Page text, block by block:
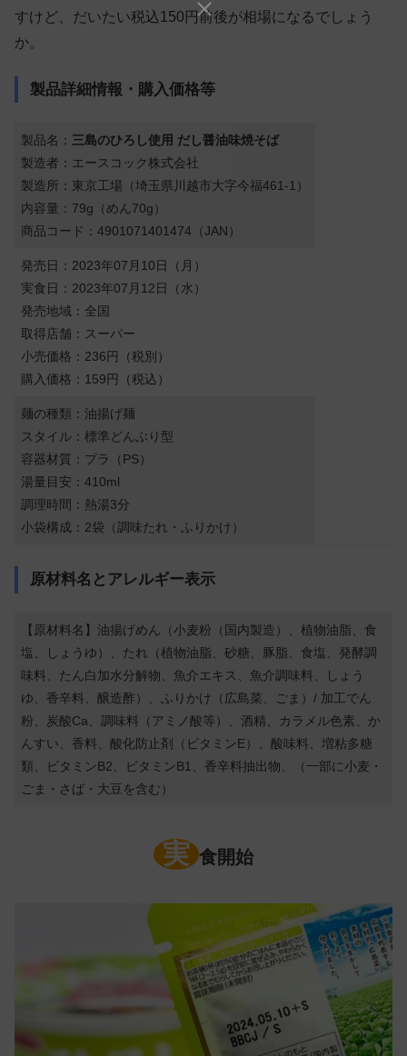
すけど、だいたい税込150円前後が相場になるでしょう
か。
製品詳細情報・購入価格等
製品名： 三島のひろし使用 だし醤油味焼そば
製造者：エースコック株式会社
製造所：東京工場（埼玉県川越市大字今福461-1）
内容量：79g（めん70g）
商品コード：4901071401474（JAN）
発売日：2023年07月10日（月）
実食日：2023年07月12日（水）
発売地域：全国
取得店舗：スーパー
小売価格：236円（税別）
購入価格：159円（税込）
麺の種類：油揚げ麺
スタイル：標準どんぶり型
容器材質：プラ（PS）
湯量目安：410ml
調理時間：熱湯3分
小袋構成：2袋（調味たれ・ふりかけ）
原材料名とアレルギー表示
【原材料名】油揚げめん（小麦粉（国内製造）、植物油脂、食
塩、しょうゆ）、たれ（植物油脂、砂糖、豚脂、食塩、発酵調
味料、たん白加水分解物、魚介エキス、魚介調味料、しょう
ゆ、香辛料、醸造酢）、ふりかけ（広島菜、ごま）/ 加工でん
粉、炭酸Ca、調味料（アミノ酸等）、酒精、カラメル色素、か
んすい、香料、酸化防止剤（ビタミンE）、酸味料、増粘多糖
類、ビタミンB2、ビタミンB1、香辛料抽出物、（一部に小麦・
ごま・さば・大豆を含む）
実 食開始